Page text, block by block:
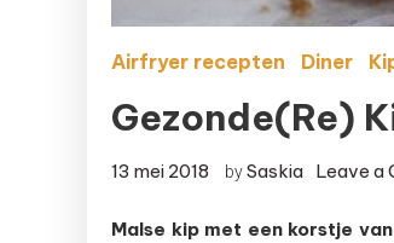
Airfryer recepten Diner
Gezonde(re)
13 mei 2018 bySaskia Leave a
Malse kip met een korstje